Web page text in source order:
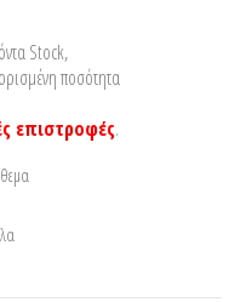
Stock,
ποσότητα
επιστροφές.